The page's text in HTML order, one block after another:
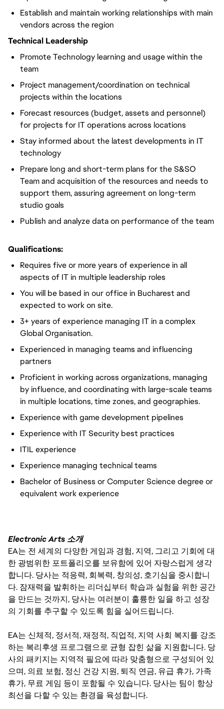
Establish and maintain working relationships with main
vendors across the region
Technical Leadership
Promote Technology learning and usage within the
team
Project management/coordination on technical
projects within the locations
Forecast resources (budget, assets and personnel)
for projects for IT operations across locations
Stay informed about the latest developments in IT
technology
Prepare long and short-term plans for the S&SO
Team and acquisition of the resources and needs to
support them, assuring agreement on long-term
studio goals
Publish and analyze data on performance of the team
Qualifications:
Requires five or more years of experience in all
aspects of IT in multiple leadership roles
You will be based in our office in Bucharest and
expected to work on site.
3+ years of experience managing IT in a complex
Global Organisation.
Experienced in managing teams and influencing
partners
Proficient in working across organizations, managing
by influence, and coordinating with large-scale teams
in multiple locations, time zones, and geographies.
Experience with game development pipelines
Experience with IT Security best practices
ITIL experience
Experience managing technical teams
Bachelor of Business or Computer Science degree or
equivalent work experience
Electronic Arts 소개
EA는 전 세계의 다양한 게임과 경험, 지역, 그리고 기회에 대
한 광범위한 포트폴리오를 보유함에 있어 자랑스럽게 생각
합니다. 당사는 적응력, 회복력, 창의성, 호기심을 중시합니
다. 잠재력을 발휘하는 리더십부터 학습과 실험을 위한 공간
을 만드는 것까지, 당사는 여러분이 훌륭한 일을 하고 성장
의 기회를 추구할 수 있도록 힘을 실어드립니다.
EA는 신체적, 정서적, 재정적, 직업적, 지역 사회 복지를 강조
하는 복리후생 프로그램으로 균형 잡힌 삶을 지원합니다. 당
사의 패키지는 지역적 필요에 따라 맞춤형으로 구성되어 있
으며, 의료 보험, 정신 건강 지원, 퇴직 연금, 유급 휴가, 가족
휴가, 무료 게임 등이 포함될 수 있습니다. 당사는 팀이 항상
최선을 다할 수 있는 환경을 육성합니다.